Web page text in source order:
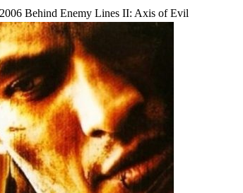
Behind Enemy Lines II: Axis of Evil